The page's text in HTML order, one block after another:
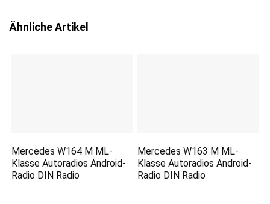
Ähnliche Artikel
Mercedes W164 M ML-
Klasse Autoradios Android-
Radio DIN Radio
Mercedes W163 M ML-
Klasse Autoradios Android-
Radio DIN Radio